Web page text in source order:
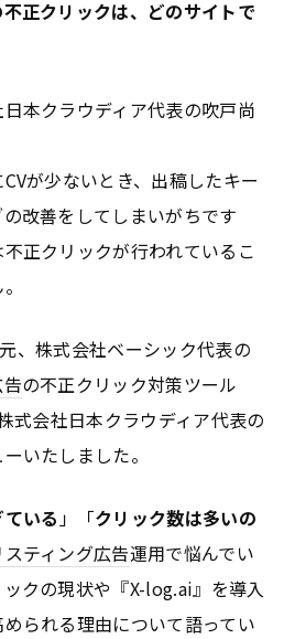
正クリックは、どのサイトで
本クラウディア代表の吹戸尚
が少ないとき、出稿したキー
改善をしてしまいがちです
正クリックが行われているこ
、株式会社ベーシック代表の
の不正クリック対策ツール
式会社日本クラウディア代表の
いたしました。
いる」「クリック数は多いの
スティング広告運用で悩んでい
クの現状や『X-log.ai』を導入
られる理由について語ってい